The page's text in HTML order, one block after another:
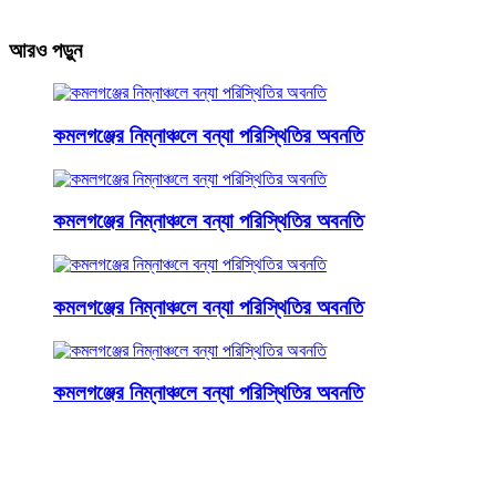
আরও পড়ুন
কমলগঞ্জের নিম্নাঞ্চলে বন্যা পরিস্থিতির অবনতি
কমলগঞ্জের নিম্নাঞ্চলে বন্যা পরিস্থিতির অবনতি
কমলগঞ্জের নিম্নাঞ্চলে বন্যা পরিস্থিতির অবনতি
কমলগঞ্জের নিম্নাঞ্চলে বন্যা পরিস্থিতির অবনতি